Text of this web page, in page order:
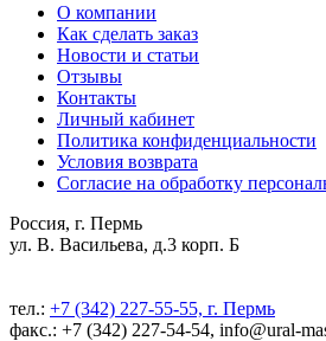
О компании
Как сделать заказ
Новости и статьи
Отзывы
Контакты
Личный кабинет
Политика конфиденциальности
Условия возврата
Согласие на обработку
Россия, г. Пермь
ул. В. Васильева, д.3 корп. Б
тел.: +7 (342) 227-55-55, г. Пермь
факс.: +7 (342) 227-54-54, info@ural-